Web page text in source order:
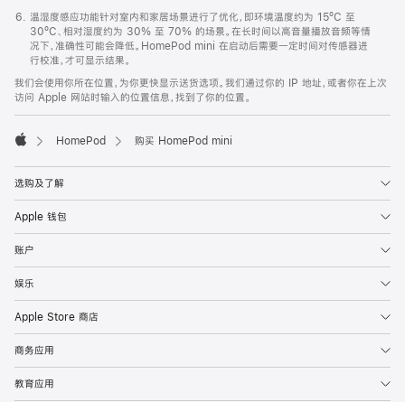
温湿度感应功能针对室内和家居场景进行了优化，即环境温度约为 15ºC 至
30ºC、相对湿度约为 30% 至 70% 的场景。在长时间以高音量播放音频等情
况下，准确性可能会降低。HomePod mini 在启动后需要一定时间对传感器进
行校准，才可显示结果。
我们会使用你所在位置，为你更快显示送货选项。我们通过你的 IP 地址，或者你在上次
访问 Apple 网站时输入的位置信息，找到了你的位置。
HomePod 购买 HomePod mini
选购及了解
Apple 钱包
账户
娱乐
Apple Store 商店
商务应用
教育应用